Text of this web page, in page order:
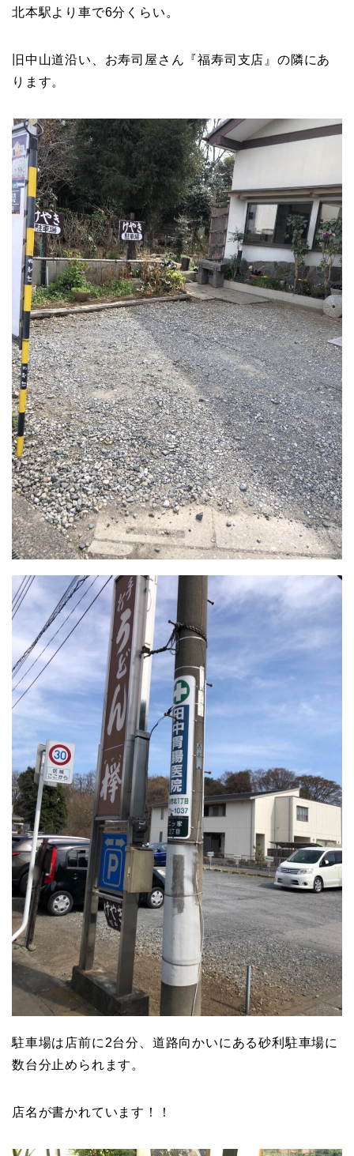
北本駅より車で6分くらい。
旧中山道沿い、お寿司屋さん『福寿司支店』の隣にあ
ります。
駐車場は店前に2台分、道路向かいにある砂利駐車場に
数台分止められます。
店名が書かれています！！